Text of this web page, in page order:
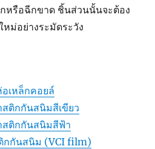
หรือฉีกขาด ชิ้นส่วนนั้นจะต้อง
ม่อย่างระมัดระวัง
เหล็กคอยล์
สติกกันสนิมสีเขียว
สติกกันสนิมสีฟ้า
กกันสนิม (VCI film)